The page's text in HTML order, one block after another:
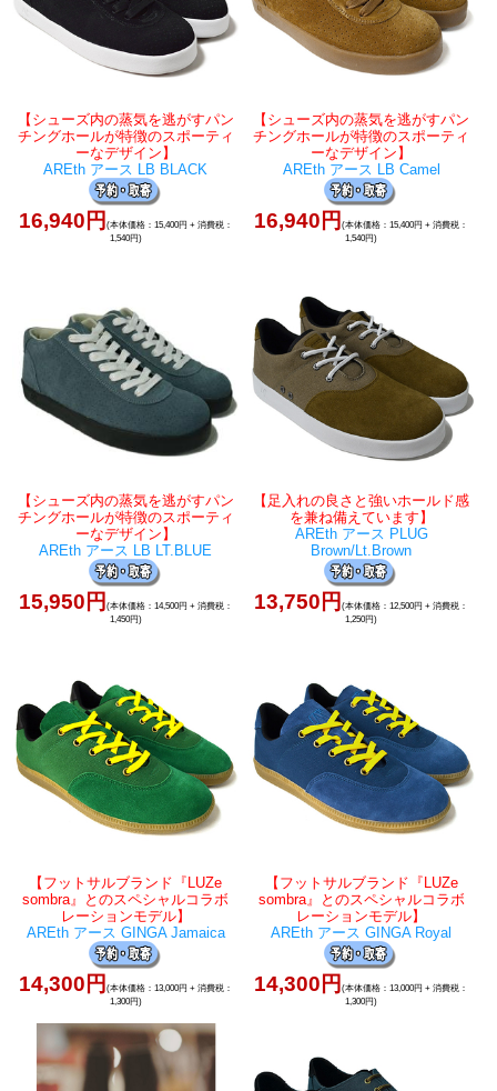
【シューズ内の蒸気を逃がすパン
チングホールが特徴のスポーティ
ーなデザイン】
AREth アース LB BLACK
16,940円 (本体価格：15,400円 + 消費税：
1,540円)
【シューズ内の蒸気を逃がすパン
チングホールが特徴のスポーティ
ーなデザイン】
AREth アース LB Camel
16,940円(本体価格：15,400円 + 消費税：
1,540円)
【シューズ内の蒸気を逃がすパン
チングホールが特徴のスポーティ
ーなデザイン】
AREth アース LB LT.BLUE
15,950円 (本体価格：14,500円 + 消費税：
1,450円)
【足入れの良さと強いホールド感
を兼ね備えています】
AREth アース PLUG
Brown/Lt.Brown
13,750円(本体価格：12,500円 + 消費税：
1,250円)
【フットサルブランド『LUZe
sombra』とのスペシャルコラボ
レーションモデル】
AREth アース GINGA Jamaica
14,300円 (本体価格：13,000円 + 消費税：
1,300円)
【フットサルブランド『LUZe
sombra』とのスペシャルコラボ
レーションモデル】
AREth アース GINGA Royal
14,300円(本体価格：13,000円 + 消費税：
1,300円)